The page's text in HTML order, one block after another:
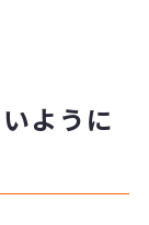
ように